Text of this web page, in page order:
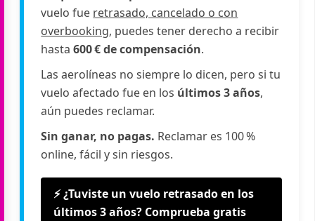
vuelo fue retrasado, cancelado o con
overbooking, puedes tener derecho a recibir
hasta600 € de compensación.
Las aerolíneas no siempre lo dicen, pero si tu
vuelo afectado fue en los últimos 3 años,
aún puedes reclamar.
Sin ganar, no pagas. Reclamar es 100 %
online, fácil y sin riesgos.
⚡ ¿Tuviste un vuelo retrasado en los
últimos 3 años? Comprueba gratis